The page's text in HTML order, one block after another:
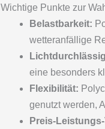
Wichtige Punkte zur
Belastbarkeit:
wetteranfällige
eine besonders
Flexibilität:
genutzt werden,
Preis-